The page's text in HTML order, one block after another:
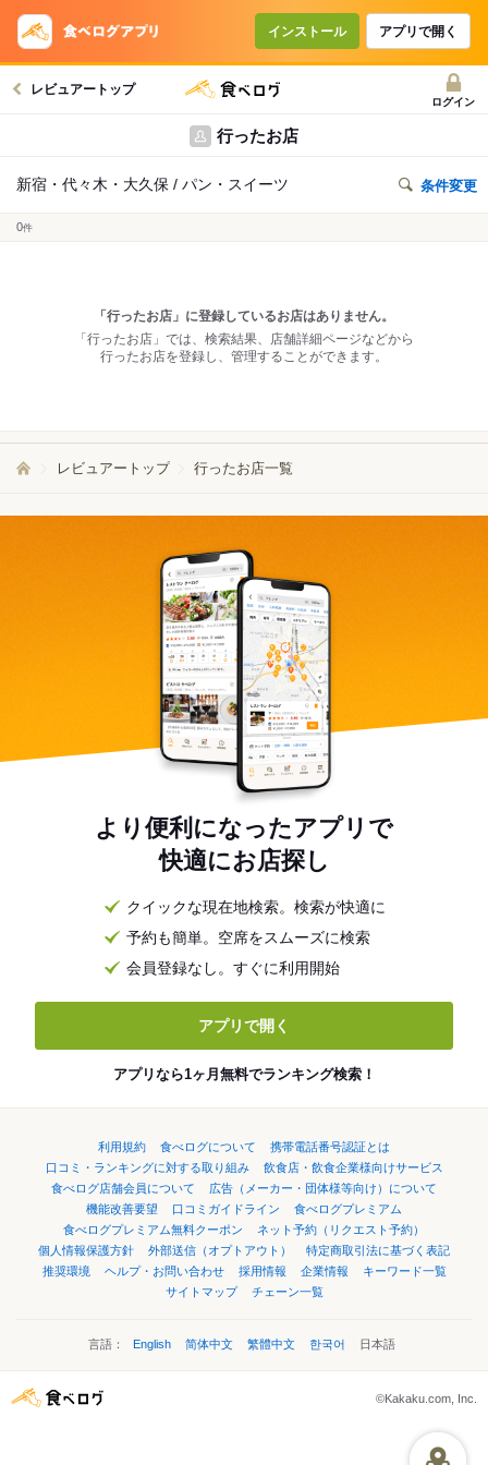
インストール アプリで開く
レビュアートップ
ログイン
行ったお店
新宿・代々木・大久保 / パン・スイーツ 条件変更
0件
「行ったお店」に登録しているお店はありません。
「行ったお店」では、検索結果、店舗詳細ページなどから
行ったお店を登録し、管理することができます。
レビュアートップ 行ったお店一覧
より便利になったアプリで
快適にお店探し
クイックな現在地検索。検索が快適に
予約も簡単。空席をスムーズに検索
会員登録なし。すぐに利用開始
アプリで開く
アプリなら1ヶ月無料でランキング検索！
利用規約 食べログについて
携帯電話番号認証とは
口コミ・ランキングに対する取り組み
飲食店・飲食企業様向けサービス
食べログ店舗会員について
広告（メーカー・団体様等向け）について
機能改善要望
口コミガイドライン
食べログプレミアム
食べログプレミアム無料クーポン
ネット予約（リクエスト予約）
個人情報保護方針
外部送信（オプトアウト）
特定商取引法に基づく表記
推奨環境
ヘルプ・お問い合わせ 採用情報 企業情報
キーワード一覧
サイトマップ
チェーン一覧
言語： English 简体中文 繁體中文 한국어 日本語
©Kakaku.com, Inc.